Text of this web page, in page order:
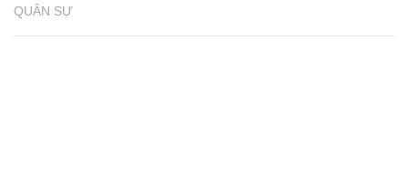
QUÂN SỰ